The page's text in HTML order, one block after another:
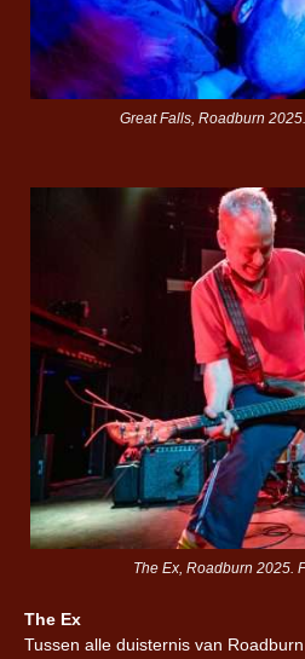
Great Falls, Roadburn
The Ex, Roadburn 2025.
The Ex
Tussen alle duisternis van